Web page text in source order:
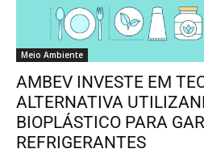
Meio Ambiente
AMBEV INVESTE EM
ALTERNATIVA
BIOPLÁSTICO PARA
REFRIGERANTES